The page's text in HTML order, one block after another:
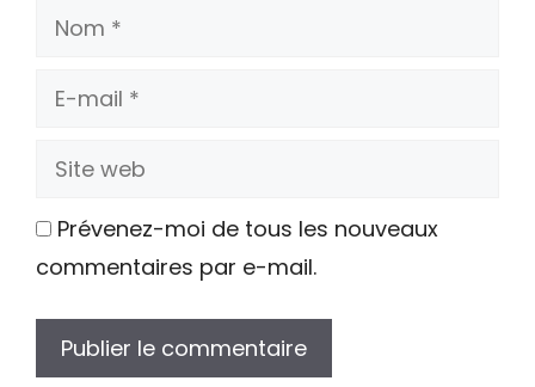
Nom
E-
Site
Prévenez-moi de tous les nouveaux
commentaires par e-mail.